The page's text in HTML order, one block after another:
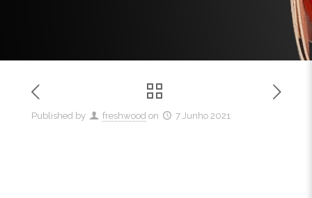
Published by freshwood on 7 Junho 2021